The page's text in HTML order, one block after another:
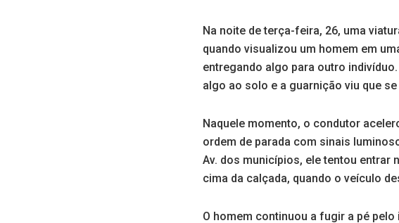
Na noite de terça-feira, 26, uma
quando visualizou um homem em
entregando algo para outro
algo ao solo e a guarnição viu que
Naquele momento, o condutor
ordem de parada com sinais
Av. dos municípios, ele tentou entrar
cima da calçada, quando o veículo
O homem continuou a fugir a pé